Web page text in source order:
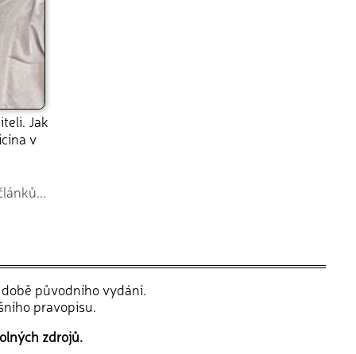
Jak
v
původního vydání.
pravopisu.
zdrojů.